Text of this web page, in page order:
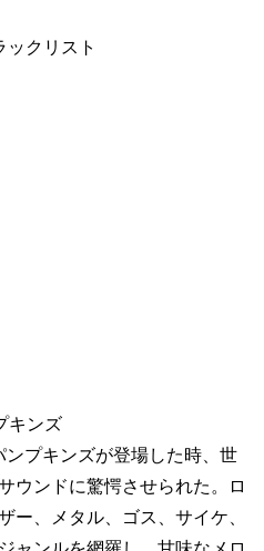
クリスト
キンズ
プキンズが登場した時、世
ウンドに驚愕させられた。ロ
ー、メタル、ゴス、サイケ、